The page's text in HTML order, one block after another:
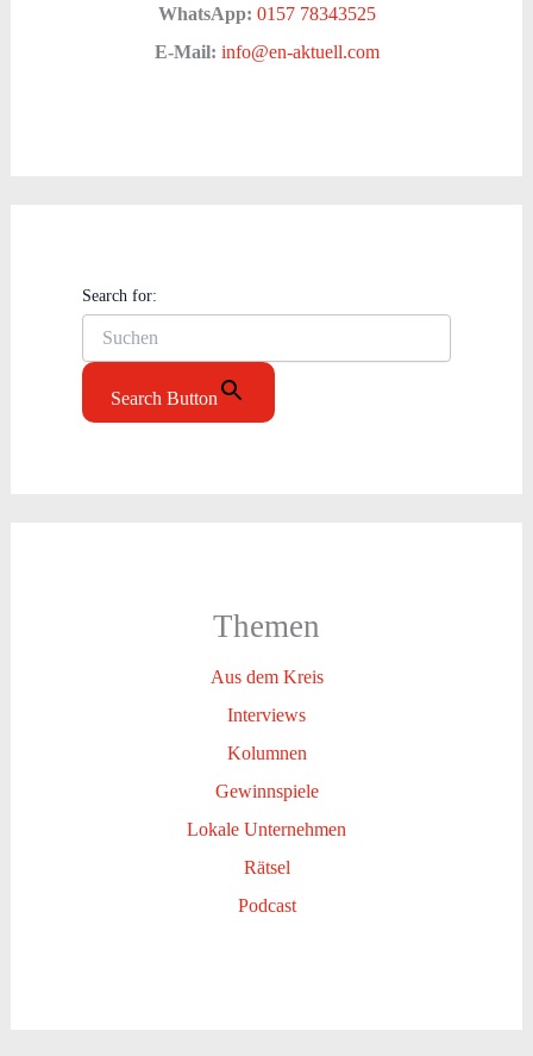
WhatsApp: 0157 78343525
E-Mail: info@en-aktuell.com
Search for:
Search Button
Themen
Aus dem Kreis
Interviews
Kolumnen
Gewinnspiele
Lokale Unternehmen
Rätsel
Podcast